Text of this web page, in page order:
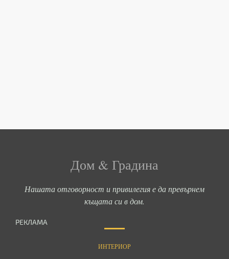
Дом & Градина
Нашата отговорност и привилегия е да превърнем
къщата си в дом.
РЕКЛАМА
ИНТЕРИОР